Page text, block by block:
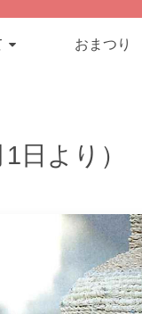
おまつり
日より）